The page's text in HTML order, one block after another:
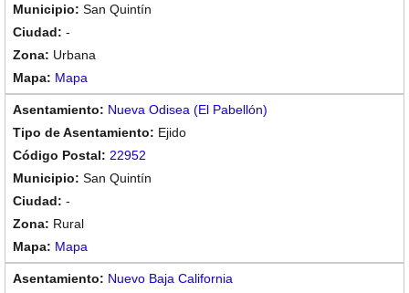
San Quintín
-
Urbana
Mapa
Nueva Odisea (El Pabellón)
Ejido
22952
San Quintín
-
Rural
Mapa
Nuevo Baja California